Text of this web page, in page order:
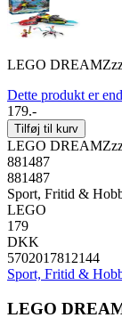
LEGO DREAMZzz
Dette produkt er
179.-
Tilføj til kurv
LEGO DREAMZzz
881487
881487
Sport, Fritid &
LEGO
179
DKK
5702017812144
Sport, Fritid &
LEGO